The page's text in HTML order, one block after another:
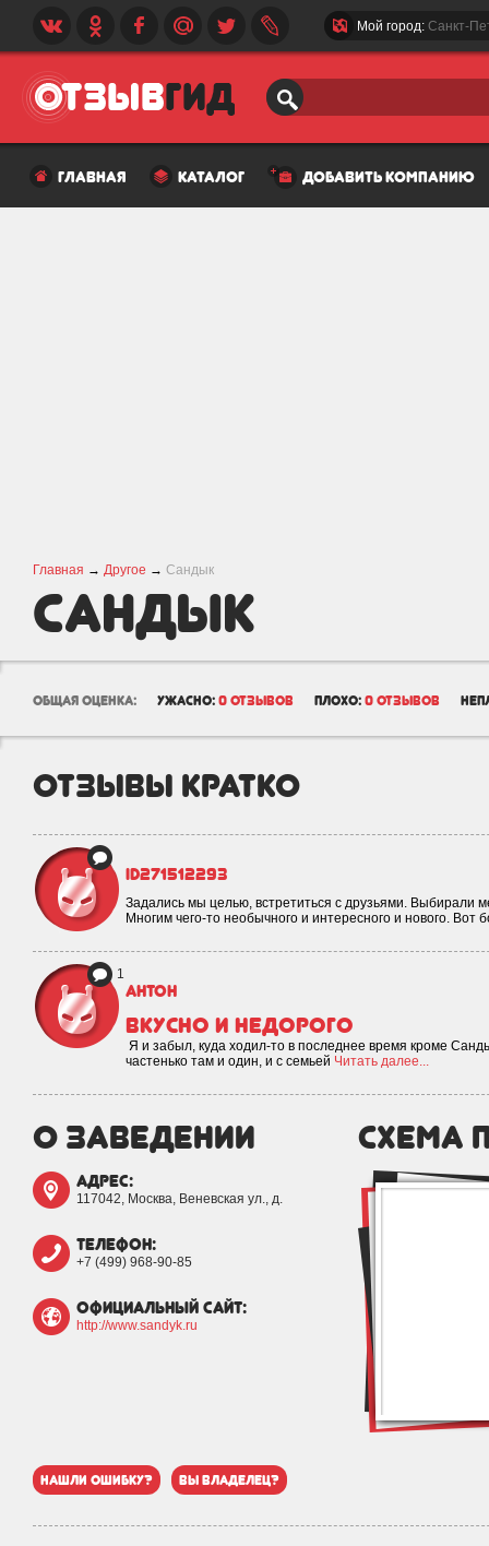
Мой город: Санкт-
главная каталог добавить компанию
Главная → Другое → Сандык
Сандык
общая оценка: ужасно: 0 отзывов плохо: 0 отзывов
отзывы кратко
id271512293
Задались мы целью, встретиться с друзьями. Выбирали
Многим чего-то необычного и интересного и нового. Вот
1
Антон
Вкусно и недорого
Я и забыл, куда ходил-то в последнее время кроме
частенько там и один, и с семьей Читать далее...
о заведении
адрес:
117042, Москва, Веневская ул., д.
телефон:
+7 (499) 968-90-85
официальный сайт:
http://www.sandyk.ru
схема
нашли ошибку? вы владелец?